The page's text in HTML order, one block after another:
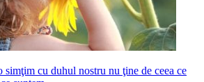
simţim cu duhul nostru nu ţine de ceea ce